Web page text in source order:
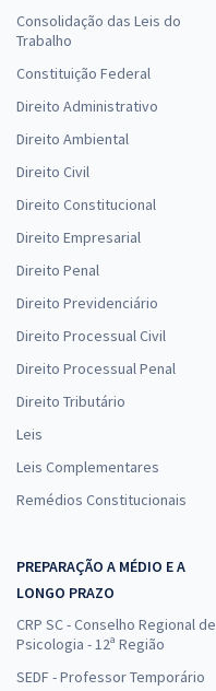
Consolidação das Leis do
Trabalho
Constituição Federal
Direito Administrativo
Direito Ambiental
Direito Civil
Direito Constitucional
Direito Empresarial
Direito Penal
Direito Previdenciário
Direito Processual Civil
Direito Processual Penal
Direito Tributário
Leis
Leis Complementares
Remédios Constitucionais
PREPARAÇÃO A MÉDIO E A
LONGO PRAZO
CRP SC - Conselho Regional de
Psicologia - 12ª Região
SEDF - Professor Temporário